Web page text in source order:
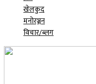
खेलकुद
मनोरञ्जन
विचार/ब्लग